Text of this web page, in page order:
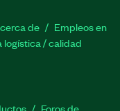
de
Empleos en
logística / calidad
Foros de